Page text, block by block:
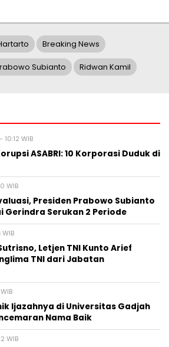
Breaking News
Subianto Ridwan Kamil
WIB
ASABRI: 10 Korporasi Duduk di
WIB
Presiden Prabowo Subianto
Gerindra Serukan 2 Periode
Letjen TNI Kunto Arief
TNI dari Jabatan
Ijazahnya di Universitas Gadjah
Nama Baik
WIB